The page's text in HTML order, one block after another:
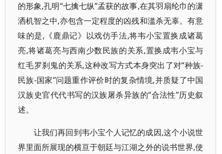
的形象,孔明“七擒七纵”孟获的故事,在其羽扇纶巾的潇
洒机智之中,亦包含一定程度的凶残和滥杀无辜。有意
味的是,《鹿鼎记》以戏仿手法,将韦小宝置换成诸葛
亮,将诸葛亮与西南少数民族的关系,置换成韦小宝与
红毛罗刹鬼的关系,这种改写方式本身突出了对“种族-
民族-国家”问题重作评价时的复杂情境,并质疑了中国
汉族史官代代书写的汉族屠杀异族的“合法性”历史叙
述。
让我们再回到韦小宝个人记忆的成因,这个小说世
界里面所展现的横亘于朝廷与江湖之外的说书世界,使